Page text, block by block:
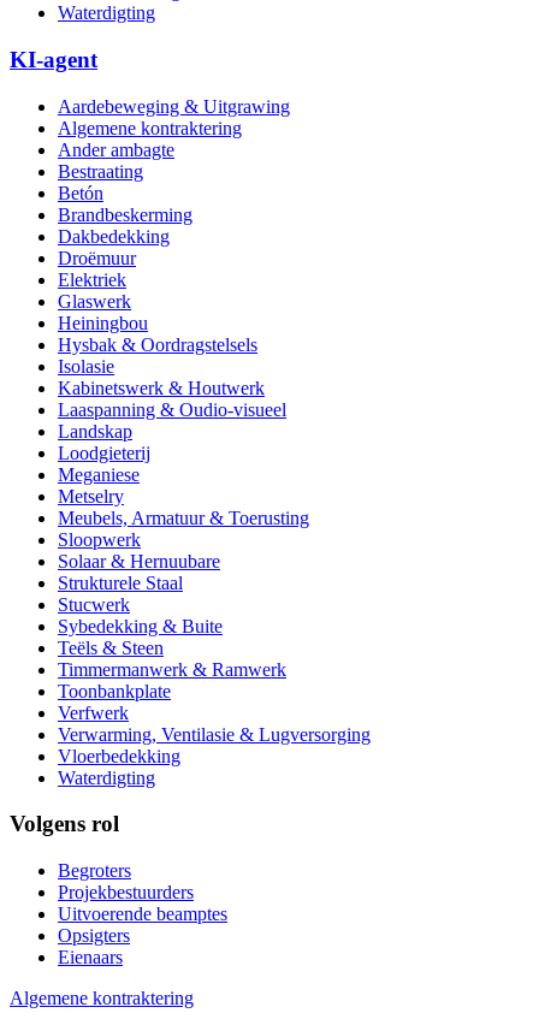
Waterdigting
KI-agent
Aardebeweging & Uitgrawing
Algemene kontraktering
Ander ambagte
Bestraating
Betón
Brandbeskerming
Dakbedekking
Droëmuur
Elektriek
Glaswerk
Heiningbou
Hysbak & Oordragstelsels
Isolasie
Kabinetswerk & Houtwerk
Laaspanning & Oudio-visueel
Landskap
Loodgieterij
Meganiese
Metselry
Meubels, Armatuur & Toerusting
Sloopwerk
Solaar & Hernuubare
Strukturele Staal
Stucwerk
Sybedekking & Buite
Teëls & Steen
Timmermanwerk & Ramwerk
Toonbankplate
Verfwerk
Verwarming, Ventilasie & Lugversorging
Vloerbedekking
Waterdigting
Volgens rol
Begroters
Projekbestuurders
Uitvoerende beamptes
Opsigters
Eienaars
Algemene kontraktering